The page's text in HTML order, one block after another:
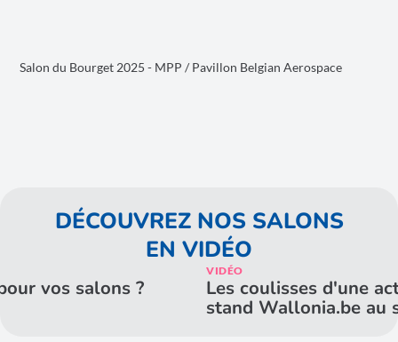
Salon du Bourget 2025 - MPP / Pavillon Belgian Aerospace
DÉCOUVREZ NOS SALONS
EN VIDÉO
vos salons ?
VIDÉO
Les coulisses d'une
stand Wallonia.be au